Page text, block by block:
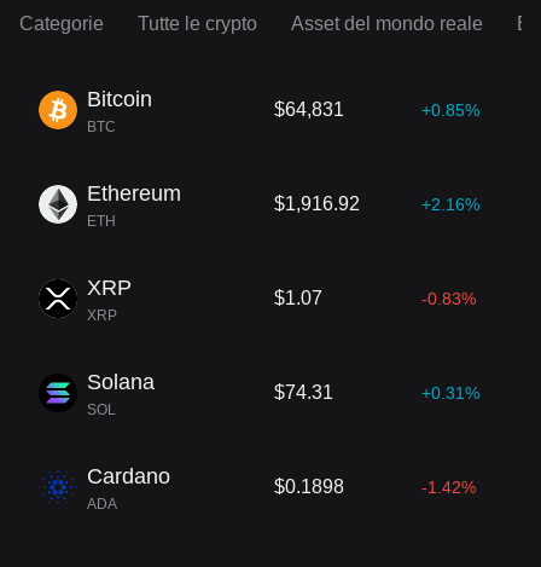
Categorie Tutte le crypto Asset del mondo reale
Bitcoin
BTC
$64,831 +0.85%
Ethereum
ETH
$1,916.92 +2.16%
XRP
XRP
$1.07 -0.83%
Solana
SOL
$74.31 +0.31%
Cardano
ADA
$0.1898 -1.42%